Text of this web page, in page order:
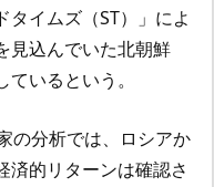
タイムズ（ST）」によ
見込んでいた北朝鮮
いるという。
の分析では、ロシアか
済的リターンは確認さ